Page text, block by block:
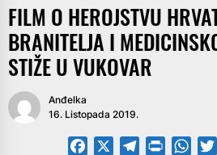
FILM O HEROJSTVU
BRANITELJA I
STIŽE U VUKOVAR
Anđelka
16. Listopada 2019.
Facebook Telegram